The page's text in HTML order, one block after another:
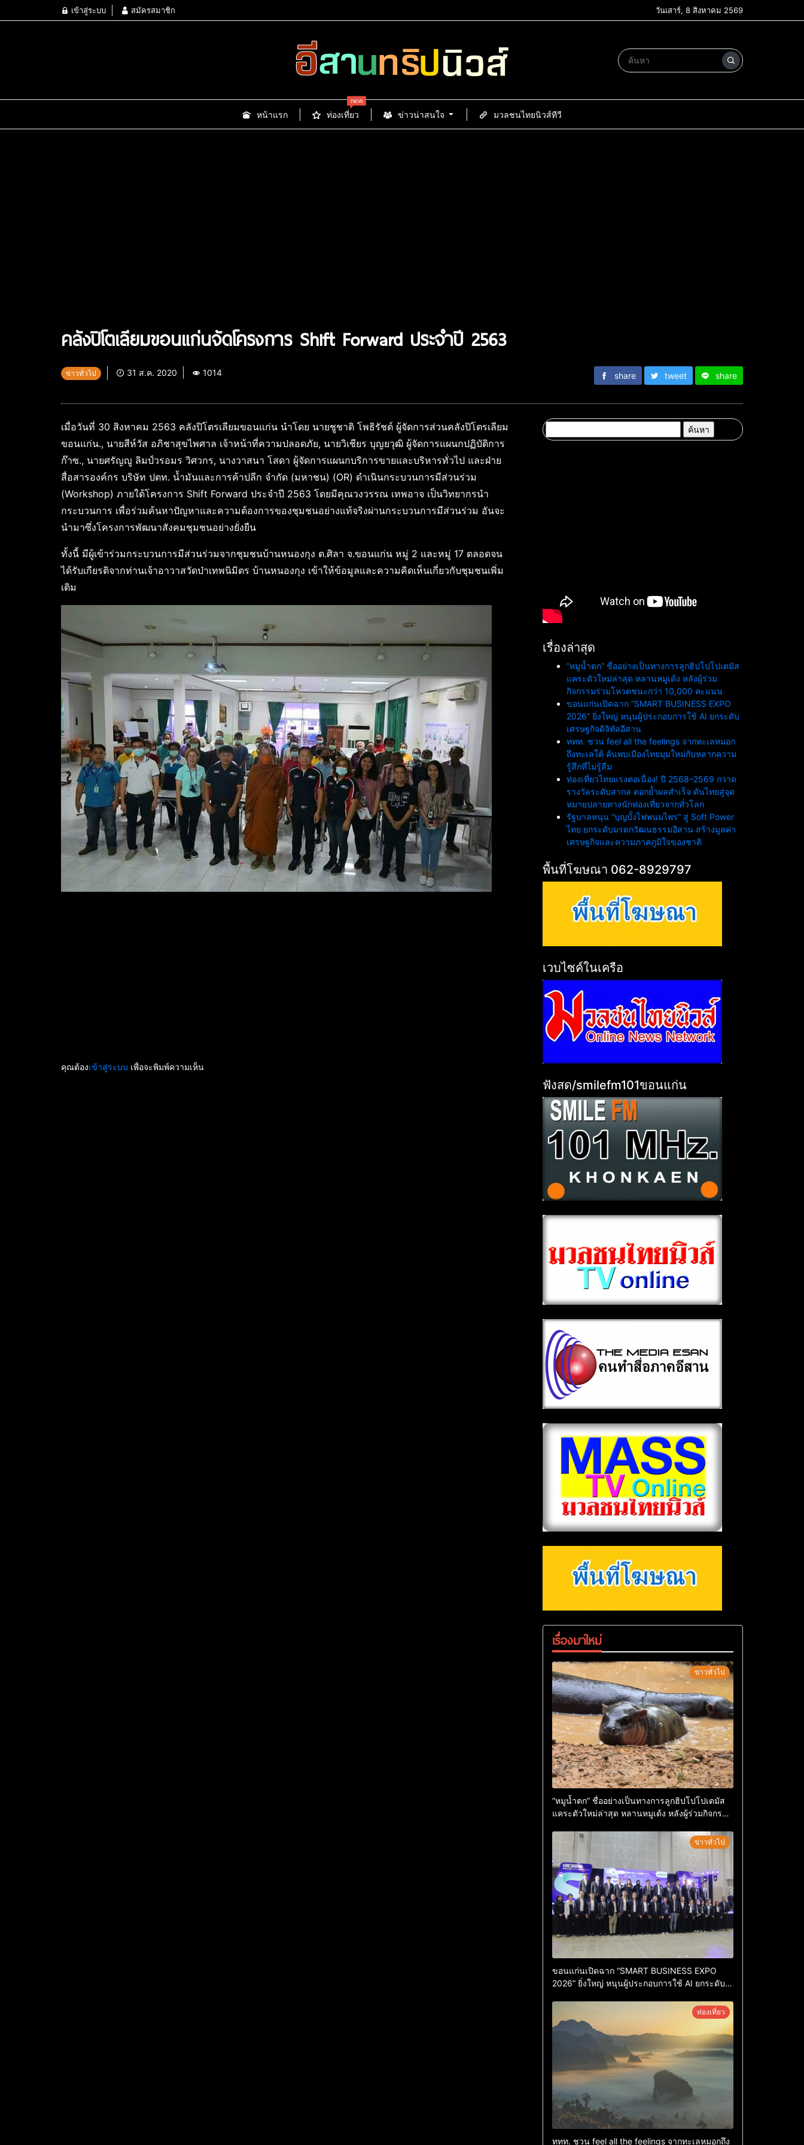
เข้าสู่ระบบ สมัครสมาชิก วันเสาร์, 8 สิงหาคม 2569
หน้าแรก ท่องเที่ยว
new
ข่าวน่าสนใจ มวลชนไทยนิวส์ทีวี
คลังปิโตเลียมขอนแก่นจัดโครงการ Shift Forward ประจำปี 2563
ข่าวทั่วไป 31 ส.ค. 2020 1014 share tweet share
เมื่อวันที่ 30 สิงหาคม 2563 คลังปิโตรเลียมขอนแก่น นำโดย นายชูชาติ โพธิรัชต์ ผู้จัดการส่วนคลังปิโตรเลียม
ขอนแก่น., นายสีห์วัส อภิชาสุขไพศาล เจ้าหน้าที่ความปลอดภัย, นายวิเชียร บุญยวุฒิ ผู้จัดการแผนกปฏิบัติการ
ก๊าซ., นายศรัญญู ลิมป์วรอมร วิศวกร, นางวาสนา โสดา ผู้จัดการแผนกบริการขายและบริหารทั่วไป และฝ่าย
สื่อสารองค์กร บริษัท ปตท. น้ำมันและการค้าปลีก จำกัด (มหาชน) (OR) ดำเนินกระบวนการมีส่วนร่วม
(Workshop) ภายใต้โครงการ Shift Forward ประจำปี 2563 โดยมีคุณวงวรรณ เทพอาจ เป็นวิทยากรนำ
กระบวนการ เพื่อร่วมค้นหาปัญหาและความต้องการของชุมชนอย่างแท้จริงผ่านกระบวนการมีส่วนร่วม อันจะ
นำมาซึ่งโครงการพัฒนาสังคมชุมชนอย่างยั่งยืน
ทั้งนี้ มีผู้เข้าร่วมกระบวนการมีส่วนร่วมจากชุมชนบ้านหนองกุง ต.ศิลา จ.ขอนแก่น หมู่ 2 และหมู่ 17 ตลอดจน
ได้รับเกียรติจากท่านเจ้าอาวาสวัดป่าเทพนิมิตร บ้านหนองกุง เข้าให้ข้อมูลและความคิดเห็นเกี่ยวกับชุมชนเพิ่ม
เติม
คุณต้องเข้าสู่ระบบ เพื่อจะพิมพ์ความเห็น
สำหรับ:
เรื่องล่าสุด
“หมูน้ำตก” ชื่ออย่างเป็นทางการลูกฮิปโปโปเตมัส
แคระตัวใหม่ล่าสุด หลานหมูเด้ง หลังผู้ร่วม
กิจกรรมร่วมโหวตชนะกว่า 10,000 คะแนน
ขอนแก่นเปิดฉาก “SMART BUSINESS EXPO
2026” ยิ่งใหญ่ หนุนผู้ประกอบการใช้ AI ยกระดับ
เศรษฐกิจดิจิทัลอีสาน
ททท. ชวน feel all the feelings จากทะเลหมอก
ถึงทะเลใต้ ค้นพบเมืองไทยมุมใหม่กับหลากความ
รู้สึกที่ไม่รู้ลืม
ท่องเที่ยวไทยแรงต่อเนื่อง! ปี 2568–2569 กวาด
รางวัลระดับสากล ตอกย้ำผลสำเร็จ ดันไทยสู่จุด
หมายปลายทางนักท่องเที่ยวจากทั่วโลก
รัฐบาลหนุน “บุญบั้งไฟพนมไพร” สู่ Soft Power
ไทย ยกระดับมรดกวัฒนธรรมอีสาน สร้างมูลค่า
เศรษฐกิจและความภาคภูมิใจของชาติ
พื้นที่โฆษณา 062-8929797
เวบไซค์ในเครือ
ฟังสด/smilefm101ขอนแก่น
เรื่องมาใหม่
ข่าวทั่วไป
“หมูน้ำตก” ชื่ออย่างเป็นทางการลูกฮิปโปโปเตมัส
แคระตัวใหม่ล่าสุด หลานหมูเด้ง หลังผู้ร่วมกิจกรรม
ข่าวทั่วไป
ขอนแก่นเปิดฉาก “SMART BUSINESS EXPO
2026” ยิ่งใหญ่ หนุนผู้ประกอบการใช้ AI ยกระดับ
ท่องเที่ยว
ททท. ชวน feel all the feelings จากทะเลหมอกถึง